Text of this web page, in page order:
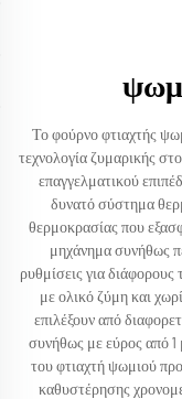
Το φούρνο φτιαχτής
τεχνολογία ζυμαρικής
επαγγελματικού
δυνατό σύστημα
θερμοκρασίας που
μηχάνημα συνήθως
ρυθμίσεις για
με ολικό ζύμη και
επιλέξουν από
συνήθως με εύρος από 1
του φτιαχτή ψωμιού
καθυστέρησης